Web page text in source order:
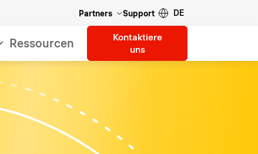
Partners Support DE
Ressourcen
Kontaktiere
uns